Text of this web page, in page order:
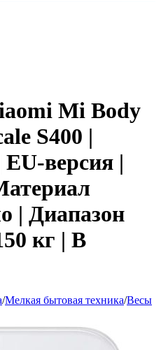
Mi Body
S400 |
версия |
| Диапазон
кг | В
/Мелкая бытовая техника/Весы